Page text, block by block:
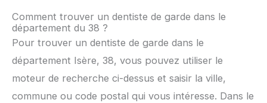
Comment trouver un dentiste de garde dans le
département du 38 ?
Pour trouver un dentiste de garde dans le
département Isère, 38, vous pouvez utiliser le
moteur de recherche ci-dessus et saisir la ville,
commune ou code postal qui vous intéresse. Dans le